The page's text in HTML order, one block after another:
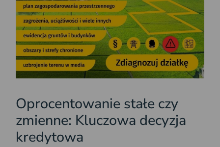
Oprocentowanie stałe czy
zmienne: Kluczowa decyzja
kredytowa